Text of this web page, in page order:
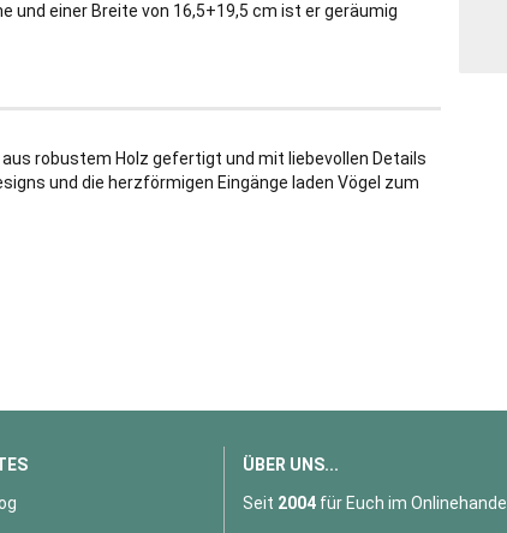
und einer Breite von 16,5+19,5 cm ist er geräumig
robustem Holz gefertigt und mit liebevollen Details
und die herzförmigen Eingänge laden Vögel zum
ÜBER UNS...
Seit 2004 für Euch im Onlinehandel.